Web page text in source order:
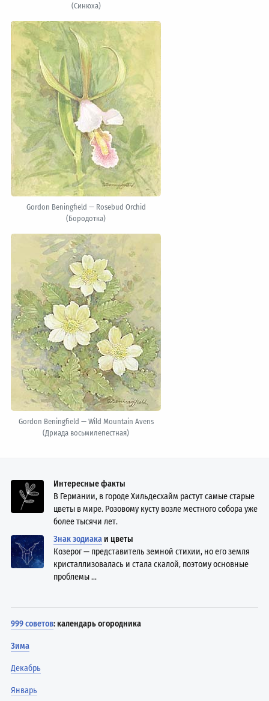
(Синюха)
Gordon Beningfield — Rosebud Orchid
(Бородотка)
Gordon Beningfield — Wild Mountain Avens
(Дриада восьмилепестная)
Интересные факты
В Германии, в городе Хильдесхайм растут самые старые
цветы в мире. Розовому кусту возле местного собора уже
более тысячи лет.
Знак зодиака и цветы
Козерог — представитель земной стихии, но его земля
кристаллизовалась и стала скалой, поэтому основные
проблемы ...
999 советов: календарь огородника
Зима
Декабрь
Январь